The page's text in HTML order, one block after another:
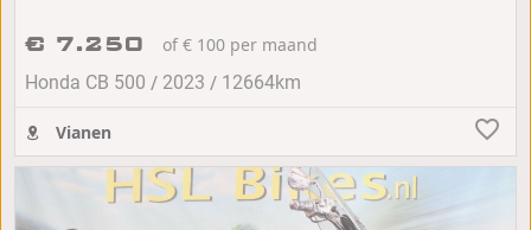
€ 7.250
of € 100 per maand
Honda CB 500 / 2023 / 12664km
Vianen